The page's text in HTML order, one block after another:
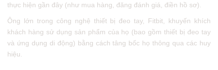
thực hiện gần đây (như mua hàng, đăng đánh giá, điền hồ sơ).
Ông lớn trong công nghệ thiết bị đeo tay, Fitbit, khuyến khích
khách hàng sử dụng sản phẩm của họ (bao gồm thiết bị đeo tay
và ứng dụng di động) bằng cách tâng bốc họ thông qua các huy
hiệu.